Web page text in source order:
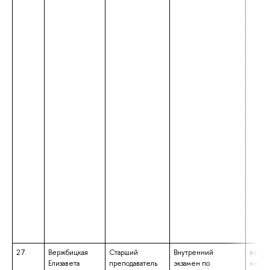
27.
Вержбицкая
Елизавета
Старший
преподаватель
Внутренний
экзамен по